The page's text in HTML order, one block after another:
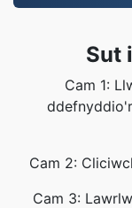
Sut
Cam 1:
Cam 2:
Cam 3: